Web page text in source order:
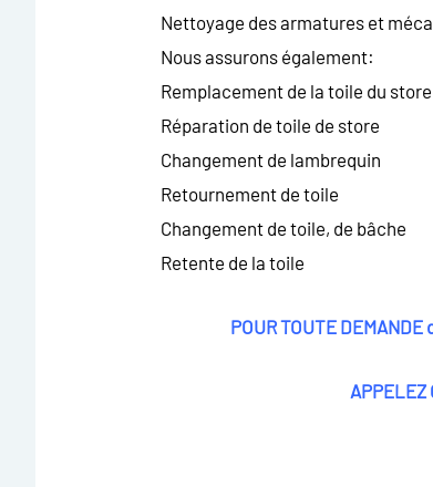
Nettoyage des armatures et
Nous assurons également:
Remplacement de la toile du
Réparation de toile de store
Changement de lambrequin
Retournement de toile
Changement de toile, de bâche
Retente de la toile
POUR TOUTE
APPELEZ